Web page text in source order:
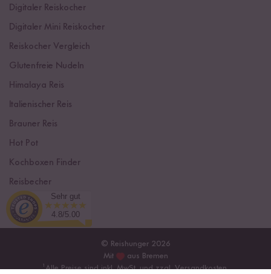
Digitaler Reiskocher
Digitaler Mini Reiskocher
Reiskocher Vergleich
Glutenfreie Nudeln
Himalaya Reis
Italienischer Reis
Brauner Reis
Hot Pot
Kochboxen Finder
Reisbecher
Sushi Einsteiger Box
© Reishunger 2026
Mit
aus Bremen
¹Alle Preise sind inkl. MwSt. und zzgl.Versandkosten.
Sehr gut
4.8/5.00